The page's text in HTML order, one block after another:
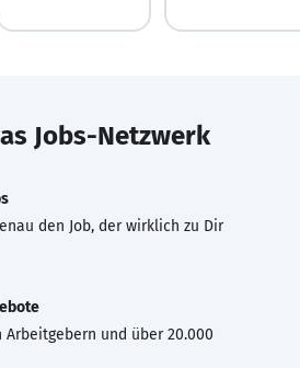
Jobs-Netzwerk
den Job, der wirklich zu Dir
Arbeitgebern und über 20.000